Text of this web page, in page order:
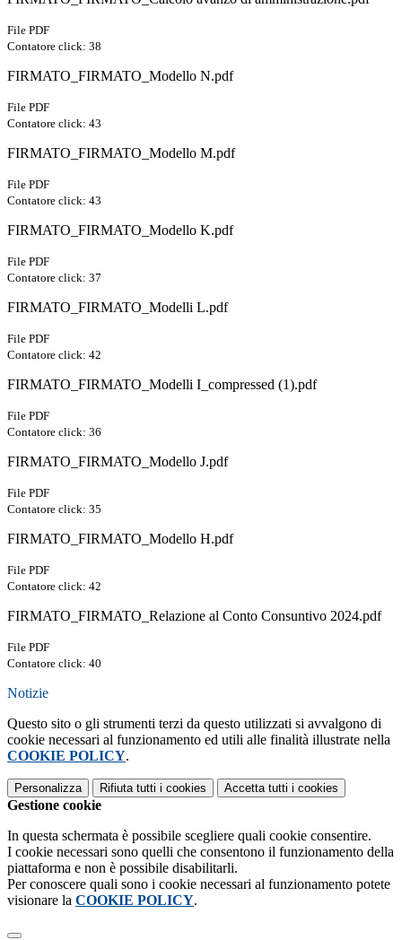
File PDF
Contatore click: 38
FIRMATO_FIRMATO_Modello N.pdf
File PDF
Contatore click: 43
FIRMATO_FIRMATO_Modello M.pdf
File PDF
Contatore click: 43
FIRMATO_FIRMATO_Modello K.pdf
File PDF
Contatore click: 37
FIRMATO_FIRMATO_Modelli L.pdf
File PDF
Contatore click: 42
FIRMATO_FIRMATO_Modelli I_compressed (1).pdf
File PDF
Contatore click: 36
FIRMATO_FIRMATO_Modello J.pdf
File PDF
Contatore click: 35
FIRMATO_FIRMATO_Modello H.pdf
File PDF
Contatore click: 42
FIRMATO_FIRMATO_Relazione al Conto Consuntivo 2024.pdf
File PDF
Contatore click: 40
Notizie
Questo sito o gli strumenti terzi da questo utilizzati si avvalgono di
cookie necessari al funzionamento ed utili alle finalità illustrate nella
COOKIE POLICY.
Personalizza Rifiuta tutti i cookies Accetta tutti i cookies
Gestione cookie
In questa schermata è possibile scegliere quali cookie consentire.
I cookie necessari sono quelli che consentono il funzionamento della
piattaforma e non è possibile disabilitarli.
Per conoscere quali sono i cookie necessari al funzionamento potete
visionare la COOKIE POLICY.